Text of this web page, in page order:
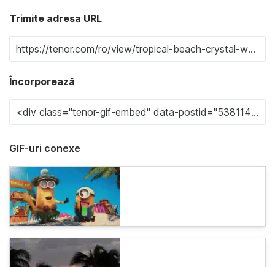
Trimite adresa URL
Încorporează
GIF-uri conexe